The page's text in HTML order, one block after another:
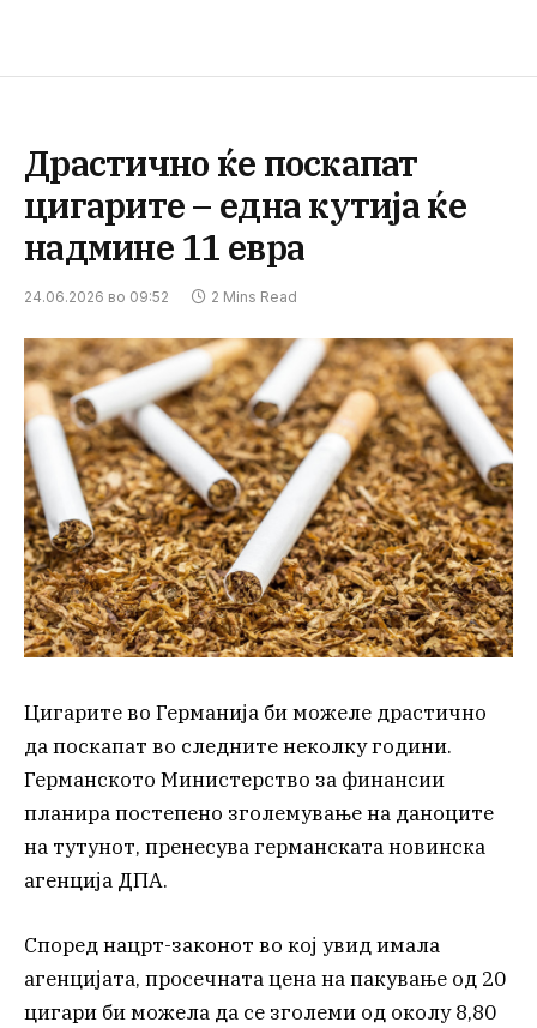
Драстично ќе поскапат
цигарите – една кутија ќе
надмине 11 евра
24.06.2026 во 09:52 2 Mins Read
Цигарите во Германија би можеле драстично
да поскапат во следните неколку години.
Германското Министерство за финансии
планира постепено зголемување на даноците
на тутунот, пренесува германската новинска
агенција ДПА.
Според нацрт-законот во кој увид имала
агенцијата, просечната цена на пакување од 20
цигари би можела да се зголеми од околу 8,80